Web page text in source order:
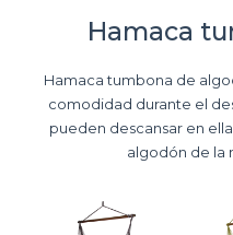
Hamaca
Hamaca tumbona de
comodidad durante el
pueden descansar en
algodón de la